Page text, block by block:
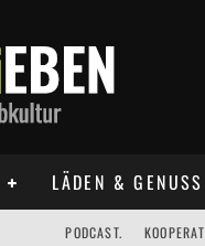
LÄDEN & GENUSS
PODCAST.